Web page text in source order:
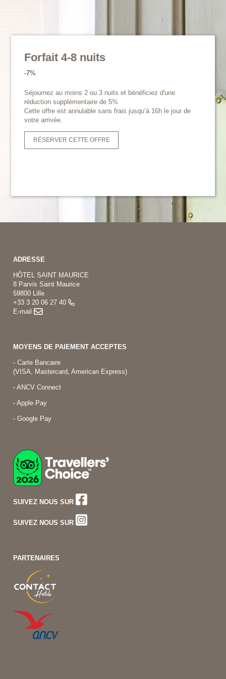
Forfait 4-8 nuits
-7%
Séjournez au moins 2 ou 3 nuits et bénéficiez d'une
réduction supplémentaire de 5%
Cette offre est annulable sans frais jusqu’à 16h le jour de
votre arrivée.
RÉSERVER CETTE OFFRE
ADRESSE
HÔTEL SAINT MAURICE
8 Parvis Saint Maurice
59800 Lille
+33 3 20 06 27 40
E-mail
MOYENS DE PAIEMENT ACCEPTES
- Carte Bancaire
(VISA, Mastercard, American Express)
- ANCV Connect
- Apple Pay
- Google Pay
SUIVEZ NOUS SUR
SUIVEZ NOUS SUR
PARTENAIRES